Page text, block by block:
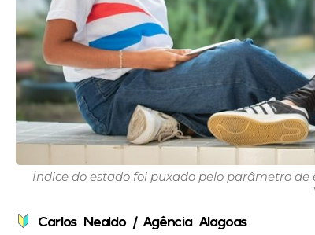
Índice do estado foi puxado pelo parâmetro
Carlos Nealdo / Agência Alagoas